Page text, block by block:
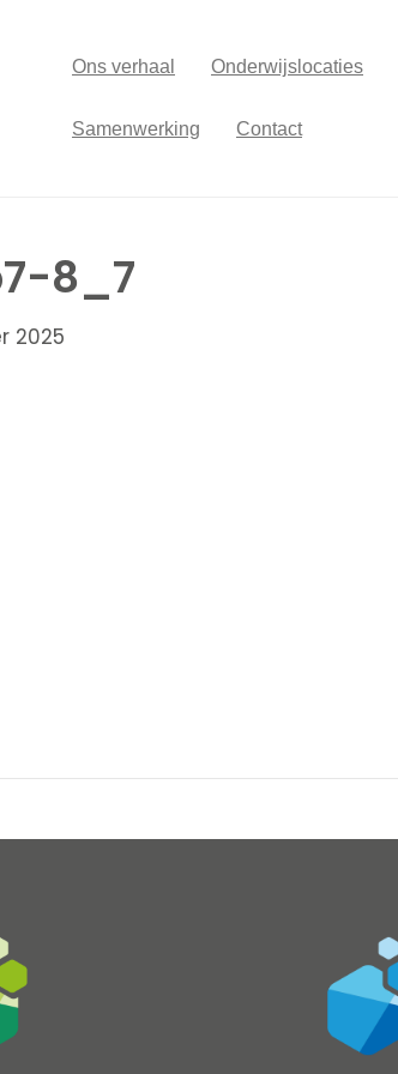
Ons verhaal Onderwijslocaties
Samenwerking Contact
8_7
2025